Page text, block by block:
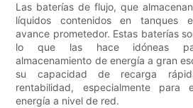
Las baterías de flujo, que
líquidos contenidos en tanques
avance prometedor. Estas baterías
lo que las hace idóneas
almacenamiento de energía a gran
su capacidad de recarga
rentabilidad, especialmente para
energía a nivel de red.